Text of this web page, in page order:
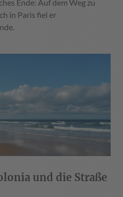
Ende: Auf dem Weg zu
in Paris fiel er
und die Straße